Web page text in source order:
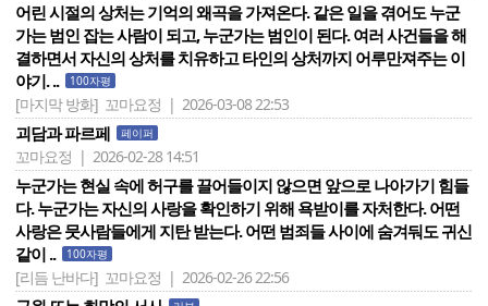
어린 시절의 상처는 기억의 왜곡을 가져온다. 같은 일을 겪어도 누군
가는 범인 잡는 사람이 되고, 누군가는 범인이 된다. 여러 사건들을 해
결하면서 자신의 상처를 치유하고 타인의 상처까지 어루만져주는 이
야기. ..
100자평
[마지막 방화] 꼬마요정 | 2026-03-08 22:53
괴담과 파르페 페이퍼
꼬마요정 | 2026-02-28 14:51
누군가는 현실 속에 허구를 끌어들이지 않으면 앞으로 나아가기 힘들
다. 누군가는 자신의 사랑을 확인하기 위해 욕받이를 자처한다. 어떤
사랑은 뭇사람들에게 지탄 받는다. 어떤 범죄들 사이에 숨겨둬도 귀신
같이 ..
100자평
[리듬 난바다] 꼬마요정 | 2026-02-26 22:56